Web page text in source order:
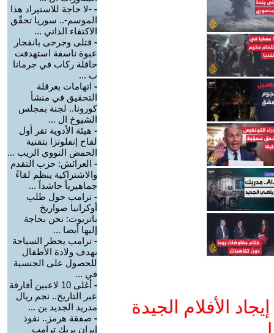
الأفلام الجيدة
- -لا حاجة للاستيراد هذا
الموسم-.. سوريا تحقّق
الاكتفاء الذاتي ...
- قتلى وجرحى بانفجار
عبوة ناسفة استهدفت
حافلة ركاب في جرمانا
ب ...
- اتهامات بعرقلة
التحقيق في منشأ
كورونا.. لجنة بمجلس
الشيوخ ال ...
- هيئة الأدوية تقر أول
لقاح إنفلونزا بتقنية
الحمض النووي الريب ...
- العرائش: حزب التقدم
والاشتراكية ينظم لقاءً
جماهيرياً حاشداً ...
- ترامب حول طلب
أوكرانيا صواريخ
باتريوت: نحن بحاجة
إليها أيضا ...
- ترامب يحظر السياحة
بهدف ولادة الأطفال
للحصول على الجنسية
في ...
-
أغلى 10 لاعبين أفارقة
عبر التاريخ.. نجم ريال
مدريد الجديد ين ...
- صفقة هرمز.. نفوذ
إيران يربك ترامب